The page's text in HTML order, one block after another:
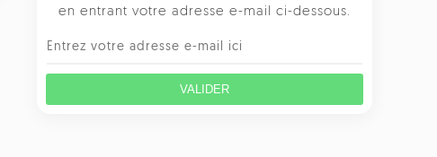
en entrant votre adresse e-mail ci-dessous.
VALIDER